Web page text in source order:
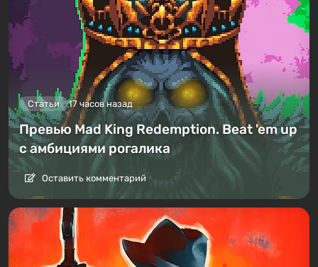
Статьи 17 часов назад
Превью Mad King Redemption. Beat 'em up
с амбициями рогалика
Оставить комментарий